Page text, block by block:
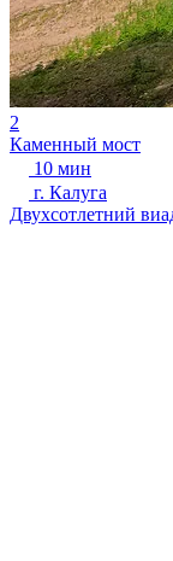
2
Каменный мост
10 мин
г. Калуга
Двухсотлетний